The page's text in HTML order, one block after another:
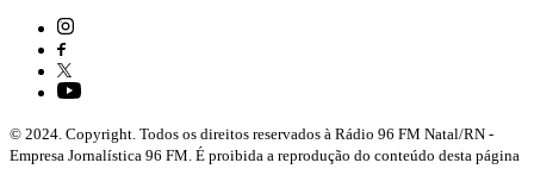
© 2024. Copyright. Todos os direitos reservados à Rádio 96 FM Natal/RN -
Empresa Jornalística 96 FM. É proibida a reprodução do conteúdo desta página